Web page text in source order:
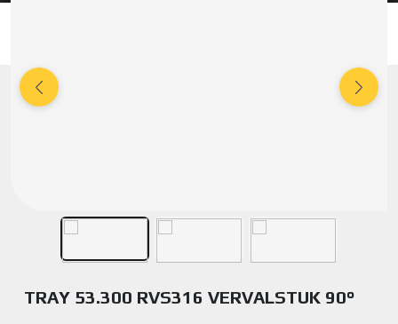
TRAY 53.300 RVS316 VERVALSTUK 90°